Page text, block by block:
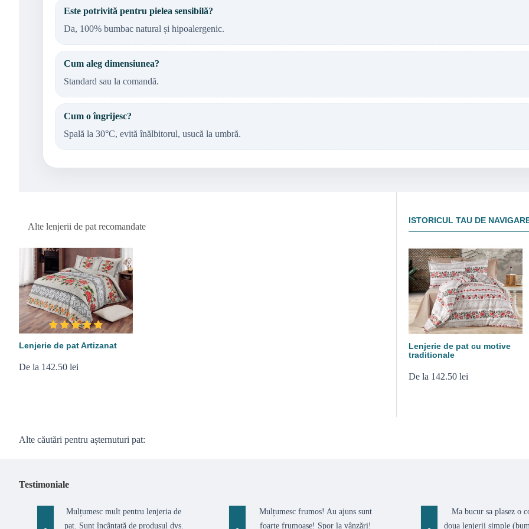
Este potrivită pentru pielea sensibilă?
Da, 100% bumbac natural și hipoalergenic.
Cum aleg dimensiunea?
Standard sau la comandă.
Cum o îngrijesc?
Spală la 30°C, evită înălbitorul, usucă la umbră.
Alte lenjerii de pat recomandate
Lenjerie de pat Artizanat
De la 142.50 lei
ISTORICUL TAU DE
Lenjerie de pat cu motive
traditionale
De la 142.50 lei
Alte căutări pentru așternuturi pat:
Testimoniale
Mulțumesc mult pentru lenjeria de
pat. Sunt încântată de produsul dvs.
Mulțumesc frumos! Au ajuns sunt
foarte frumoase! Spor la vânzări!
Ma bucur sa plasez o
doua lenjerii simple